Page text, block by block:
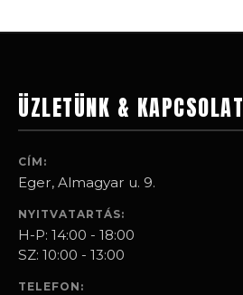
ÜZLETÜNK & KAPCSOLAT
CÍM:
Eger, Almagyar u. 9.
NYITVATARTÁS:
H-P: 14:00 - 18:00
SZ: 10:00 - 13:00
TELEFON: